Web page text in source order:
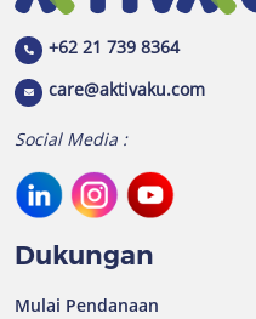
+62 21 739 8364
care@aktivaku.com
Social Media :
Dukungan
Mulai Pendanaan